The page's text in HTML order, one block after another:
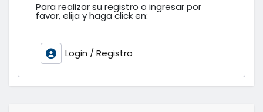
Para realizar su registro o ingresar por
favor, elija y haga click en:
Login / Registro